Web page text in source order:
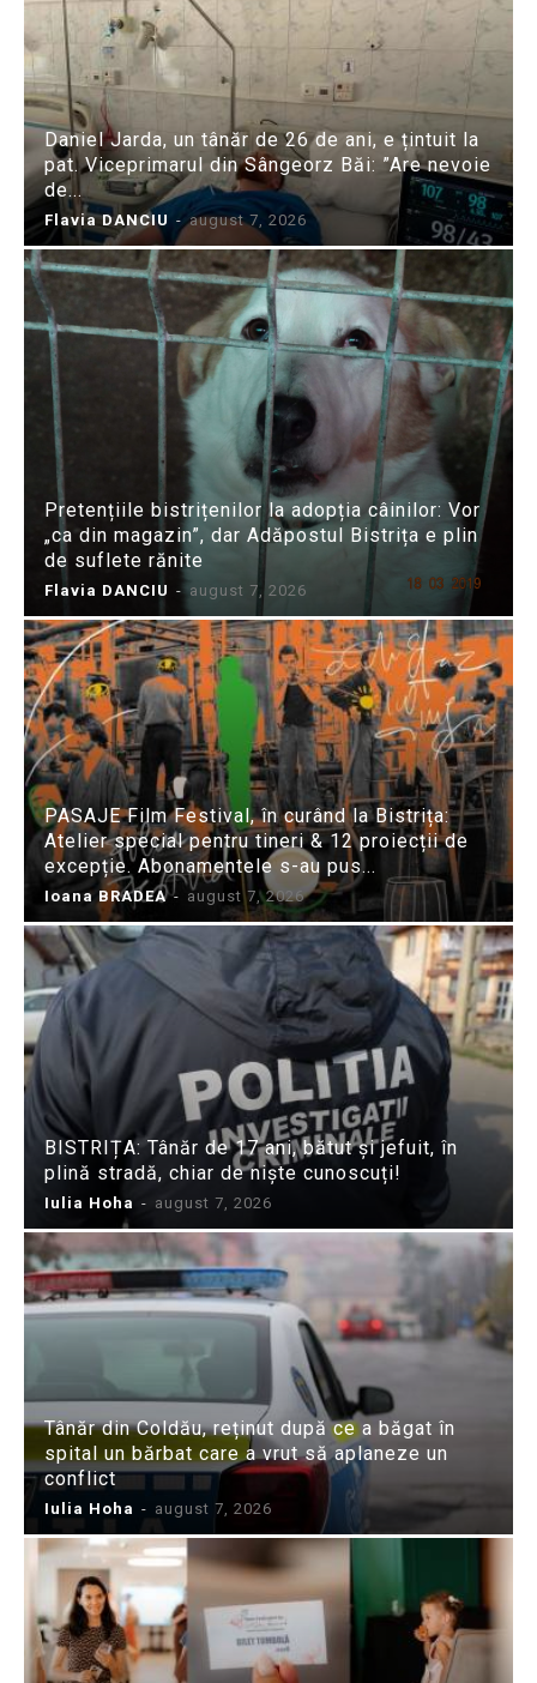
Daniel Jarda, un tânăr de 26 de ani, e țintuit la
pat. Viceprimarul din Sângeorz Băi: ”Are nevoie
de...
Flavia DANCIU - august 7, 2026
Pretențiile bistrițenilor la adopția câinilor: Vor
„ca din magazin”, dar Adăpostul Bistrița e plin
de suflete rănite
Flavia DANCIU - august 7, 2026
PASAJE Film Festival, în curând la Bistrița:
Atelier special pentru tineri & 12 proiecții de
excepție. Abonamentele s-au pus...
Ioana BRADEA - august 7, 2026
BISTRIȚA: Tânăr de 17 ani, bătut și jefuit, în
plină stradă, chiar de niște cunoscuți!
Iulia Hoha - august 7, 2026
Tânăr din Coldău, reținut după ce a băgat în
spital un bărbat care a vrut să aplaneze un
conflict
Iulia Hoha - august 7, 2026